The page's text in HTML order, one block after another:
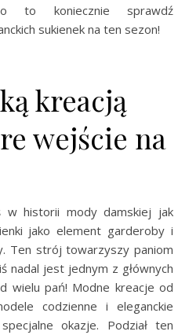
to koniecznie sprawdź
sukienek na ten sezon!
kreacją
wejście na
w historii mody damskiej jak
jako element garderoby i
Ten strój towarzyszy paniom
nadal jest jednym z głównych
wielu pań! Modne kreacje od
codzienne i eleganckie
okazje. Podział ten